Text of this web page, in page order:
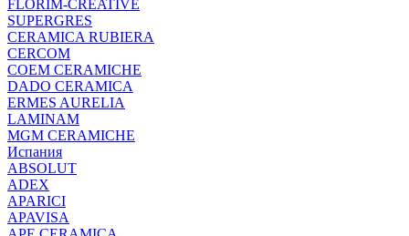
FLORIM-CREATIVE
SUPERGRES
CERAMICA RUBIERA
CERCOM
COEM CERAMICHE
DADO CERAMICA
ERMES AURELIA
LAMINAM
MGM CERAMICHE
Испания
ABSOLUT
ADEX
APARICI
APAVISA